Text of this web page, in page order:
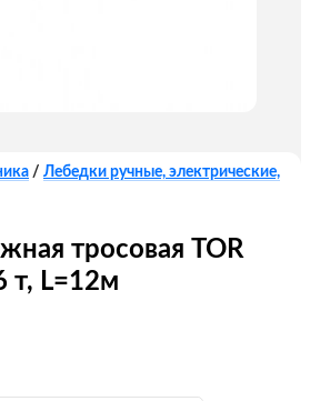
/ Лебедки ручные, электрические,
тросовая TOR
L=12м